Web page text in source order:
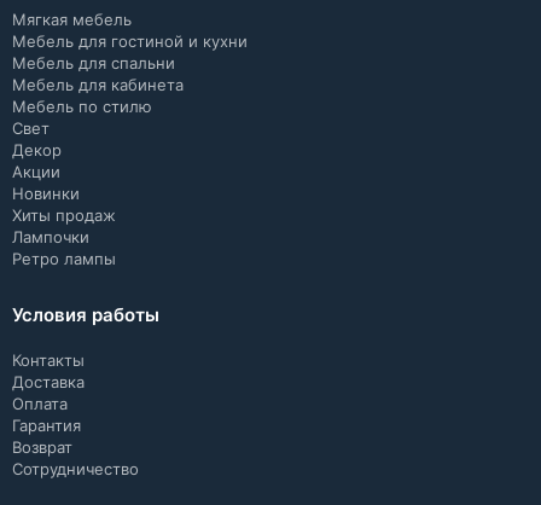
Мягкая мебель
Мебель для гостиной и кухни
Мебель для спальни
Мебель для кабинета
Мебель по стилю
Свет
Декор
Акции
Новинки
Хиты продаж
Лампочки
Ретро лампы
Условия работы
Контакты
Доставка
Оплата
Гарантия
Возврат
Сотрудничество